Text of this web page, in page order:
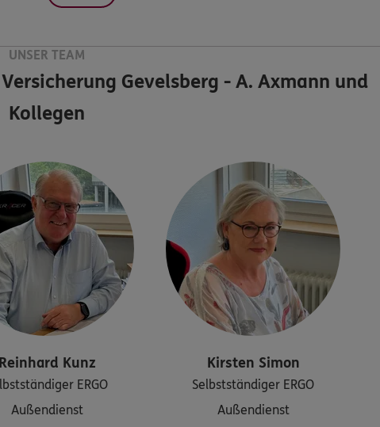
UNSER TEAM
Versicherung Gevelsberg - A. Axmann und
Kollegen
Reinhard Kunz
ERGO
Außendienst
Kirsten Simon
Selbstständiger ERGO
Außendienst